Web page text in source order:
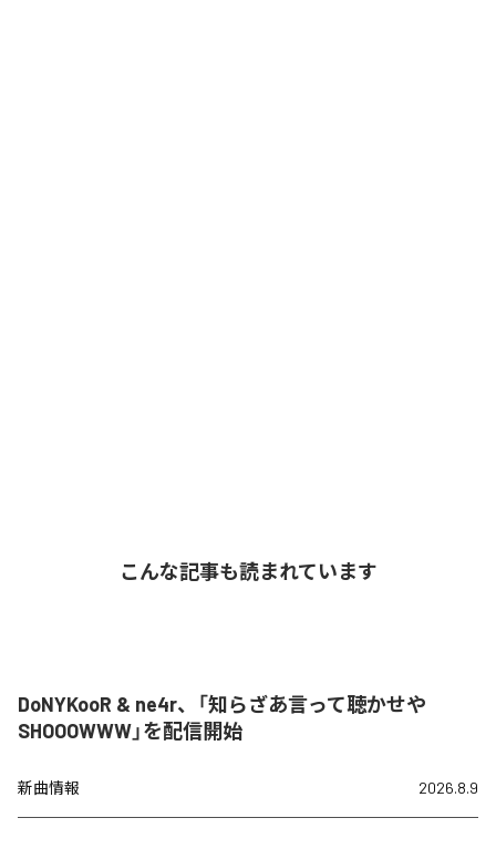
こんな記事も読まれています
DoNYKooR & ne4r、「知らざあ言って聴かせや
SHOOOWWW」を配信開始
新曲情報 2026.8.9